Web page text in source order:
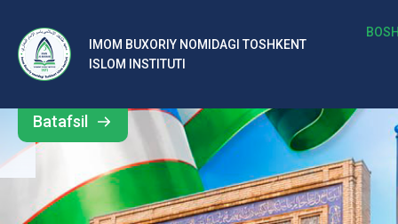
IMOM BUXORIY NOMIDAGI TOSHKENT
ISLOM INSTITUTI
b
al
ar
o‘
Barcha
yangiliklar
Batafsil